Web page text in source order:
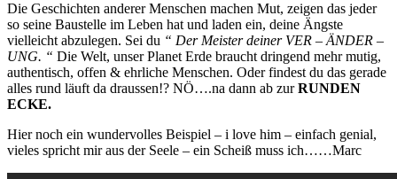
Die Geschichten anderer Menschen machen Mut, zeigen das jeder
so seine Baustelle im Leben hat und laden ein, deine Ängste
vielleicht abzulegen. Sei du “ Der Meister deiner VER – ÄNDER –
UNG. “ Die Welt, unser Planet Erde braucht dringend mehr mutig,
authentisch, offen & ehrliche Menschen. Oder findest du das gerade
alles rund läuft da draussen!? NÖ….na dann ab zurRUNDEN
ECKE.
Hier noch ein wundervolles Beispiel – i love him – einfach genial,
vieles spricht mir aus der Seele – ein Scheiß muss ich……Marc